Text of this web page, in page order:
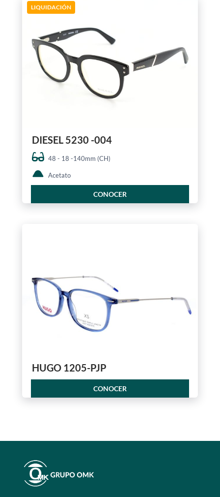
LIQUIDACIÓN
DIESEL 5230 -004
48 - 18 -140mm (CH)
Acetato
CONOCER
HUGO 1205-PJP
CONOCER